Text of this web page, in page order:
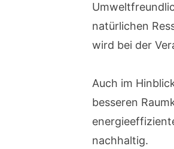
natürlichen
wird bei der
Auch im
besseren
nachhaltig.